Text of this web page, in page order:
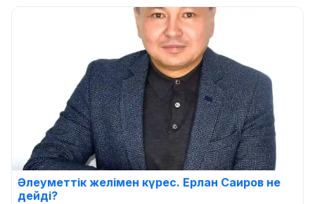
Әлеуметтік желімен күрес. Ерлан Саиров не
дейді?